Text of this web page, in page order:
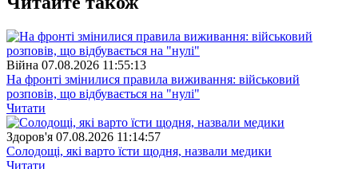
Війна 07.08.2026 11:55:13
На фронті змінилися правила виживання: військовий
розповів, що відбувається на "нулі"
Читати
Здоров'я 07.08.2026 11:14:57
Солодощі, які варто їсти щодня, назвали медики
Читати